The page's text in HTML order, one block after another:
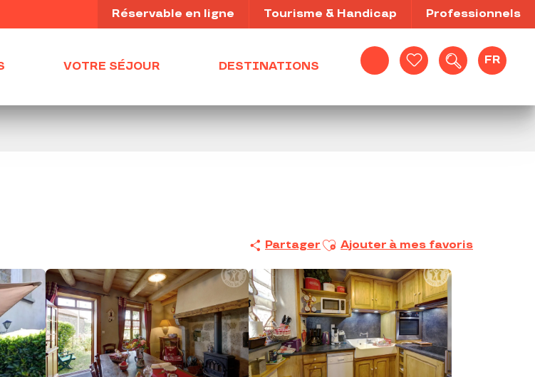
Recherche
FR
Réservable en ligne Tourisme & Handicap Professionnels
VOTRE SÉJOUR DESTINATIONS
Partager Ajouter aux favoris
Ajouter à mes favoris